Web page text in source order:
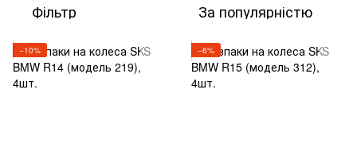
Фільтр За популярністю
−10% −6%